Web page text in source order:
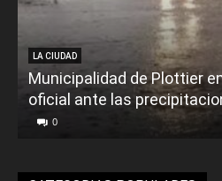
LA CIUDAD
Municipalidad de Plottier
oficial ante las
0